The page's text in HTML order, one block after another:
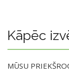
Kāpēc
MŪSU